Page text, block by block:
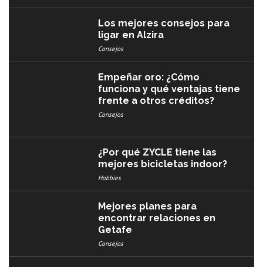
Los mejores consejos para
ligar en Alzira
Consejos
Empeñar oro: ¿Cómo
funciona y qué ventajas tiene
frente a otros créditos?
Consejos
¿Por qué ZYCLE tiene las
mejores bicicletas indoor?
Hobbies
Mejores planes para
encontrar relaciones en
Getafe
Consejos